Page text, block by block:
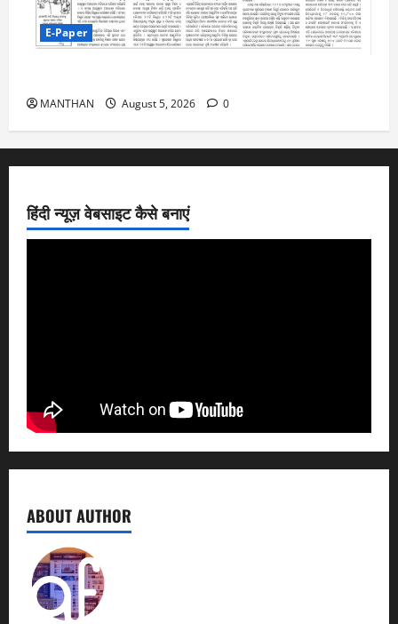
E-Paper
MANTHAN August 5, 2026 0
हिंदी न्यूज़ वेबसाइट कैसे बनाएं
ABOUT AUTHOR